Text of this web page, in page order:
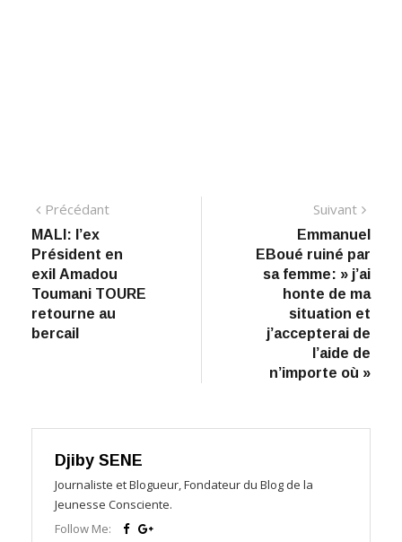
Navigation
de
l’article
PrécédantPrécédant:
MALI: l’ex
Président en
exil Amadou
Toumani TOURE
retourne au
bercail
Suivant
Emmanuel
EBoué ruiné par
sa femme: » j’ai
honte de ma
situation et
j’accepterai de
l’aide de
n’importe où »
Djiby SENE
Journaliste et Blogueur, Fondateur du Blog de la
Jeunesse Consciente.
Follow Me: